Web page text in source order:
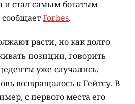
и стал самым богатым
Forbes.
расти, но как долго
позиции, говорить
уже случались,
возвращалось к Гейтсу. В
с первого места его